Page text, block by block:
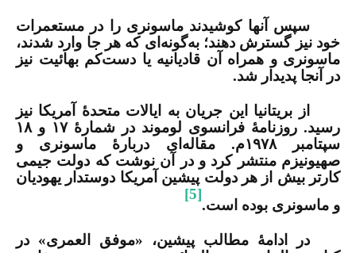
سپس آن­ها کوشیدند ماسونری را در مستعمرات
خود نیز گسترش دهند؛ به‌گونه‌ای که هر جا وارد شدند،
ماسونری و همراه آن قادیانیه یا دست‌کم بهائیت نیز
در آنجا پدیدار شد.
از بریتانیا این جریان به ایالات متحدۀ آمریکا نیز
رسید. روزنامۀ فرانسوی لوموند در شمارۀ۱۷ و ۱۸
سپتامبر۱۹۷۸م. مقاله‌ای دربارۀ ماسونری و
صهیونیزم منتشر کرد و در آن نوشت که دولت جیمی
کارتر بیش از هر دولت پیشین آمریکا دوستدار یهودیان
و ماسونری بوده است.
[5]
در ادامۀ مطالب پیشین، «موفق العمری» در